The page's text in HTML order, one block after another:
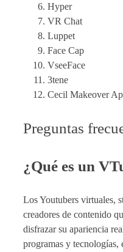
Hyper
VR Chat
Luppet
Face Cap
VseeFace
3tene
Cecil Makeover
Preguntas
¿Qué es un
Los Youtubers virtuales,
creadores de contenido
disfrazar su apariencia
programas y tecnologías,